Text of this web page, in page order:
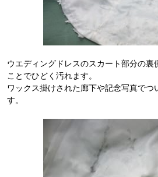
ウエディングドレスのスカート部分の裏
ことでひどく汚れます。
ワックス掛けされた廊下や記念写真でつ
す。